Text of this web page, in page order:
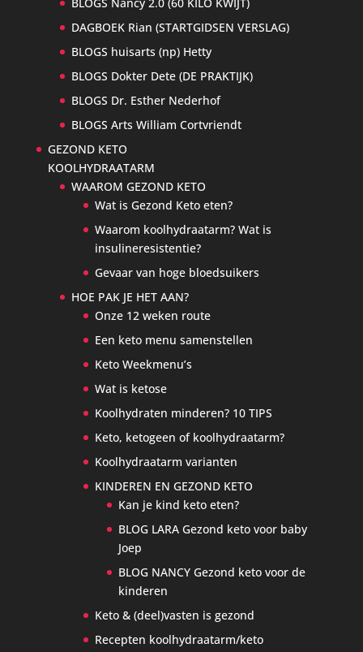
DAGBOEK Rian (STARTGIDSEN VERSLAG)
BLOGS huisarts (np) Hetty
BLOGS Dokter Dete (DE PRAKTIJK)
BLOGS Dr. Esther Nederhof
BLOGS Arts William Cortvriendt
GEZOND KETO
KOOLHYDRAATARM
WAAROM GEZOND KETO
Wat is Gezond Keto eten?
Waarom koolhydraatarm? Wat is
insulineresistentie?
Gevaar van hoge bloedsuikers
HOE PAK JE HET AAN?
Onze 12 weken route
Een keto menu samenstellen
Keto Weekmenu’s
Wat is ketose
Koolhydraten minderen? 10 TIPS
Keto, ketogeen of koolhydraatarm?
Koolhydraatarm varianten
KINDEREN EN GEZOND KETO
Kan je kind keto eten?
BLOG LARA Gezond keto voor baby
Joep
BLOG NANCY Gezond keto voor de
kinderen
Keto & (deel)vasten is gezond
Recepten koolhydraatarm/keto